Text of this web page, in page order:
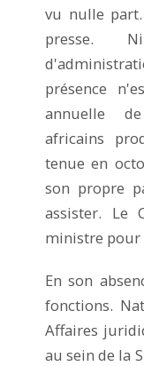
vu nulle
presse.
présence
annuelle
africains
tenue en
son propre
assister. Le
ministre pour
En son
fonctions.
Affaires
au sein de la